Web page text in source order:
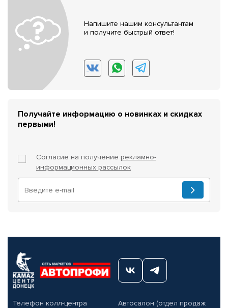
Напишите нашим консультантам
и получите быстрый ответ!
Получайте информацию о новинках и скидках
первыми!
Согласие на получение рекламно-
информационных рассылок
Телефон колл-центра
Автосалон (отдел продаж